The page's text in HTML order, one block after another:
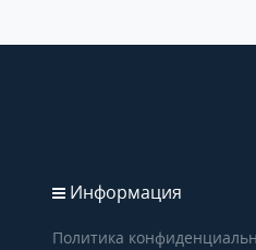
Информация
Политика